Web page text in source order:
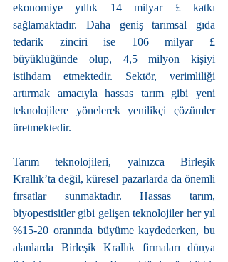
ekonomiye yıllık 14 milyar £ katkı
sağlamaktadır. Daha geniş tarımsal gıda
tedarik zinciri ise 106 milyar £
büyüklüğünde olup, 4,5 milyon kişiyi
istihdam etmektedir. Sektör, verimliliği
artırmak amacıyla hassas tarım gibi yeni
teknolojilere yönelerek yenilikçi çözümler
üretmektedir.
Tarım teknolojileri, yalnızca Birleşik
Krallık’ta değil, küresel pazarlarda da önemli
fırsatlar sunmaktadır. Hassas tarım,
biyopestisitler gibi gelişen teknolojiler her yıl
%15-20 oranında büyüme kaydederken, bu
alanlarda Birleşik Krallık firmaları dünya